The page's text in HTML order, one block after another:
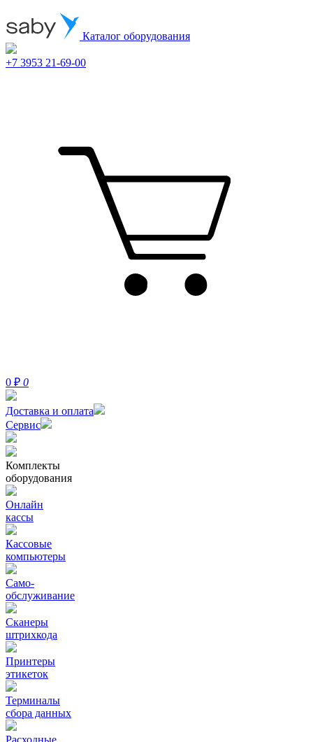
Каталог оборудования
+7 3953 21-69-00
0 ₽ 0
Доставка и оплата
Сервис
Комплекты
оборудования
Онлайн
кассы
Кассовые
компьютеры
Само-
обслуживание
Сканеры
штрихкода
Принтеры
этикеток
Терминалы
сбора данных
Расходные